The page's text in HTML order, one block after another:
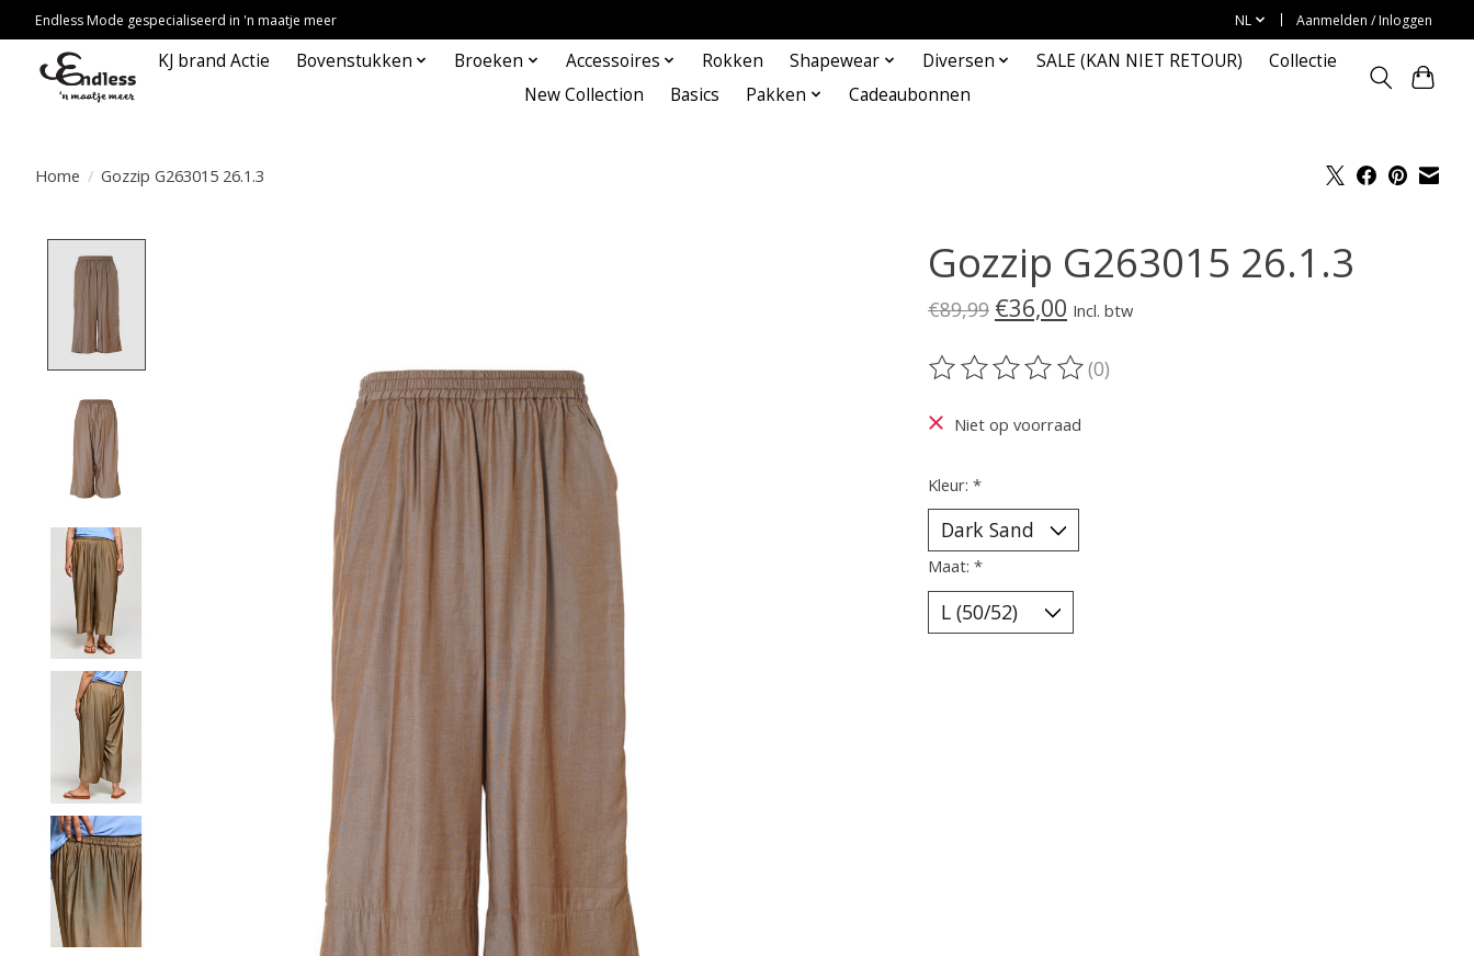
Endless Mode gespecialiseerd in 'n maatje meer NL Aanmelden / Inloggen
KJ brand Actie Bovenstukken Broeken Accessoires Rokken Shapewear Diversen SALE (KAN NIET RETOUR)
Collectie
New Collection
Basics Pakken Cadeaubonnen
Home / Gozzip G263015 26.1.3
Gozzip G263015 26.1.3
€89,99 €36,00 Incl. btw
De beoordeling van dit product is
(0)
Niet op voorraad
Kleur: *
Maat: *